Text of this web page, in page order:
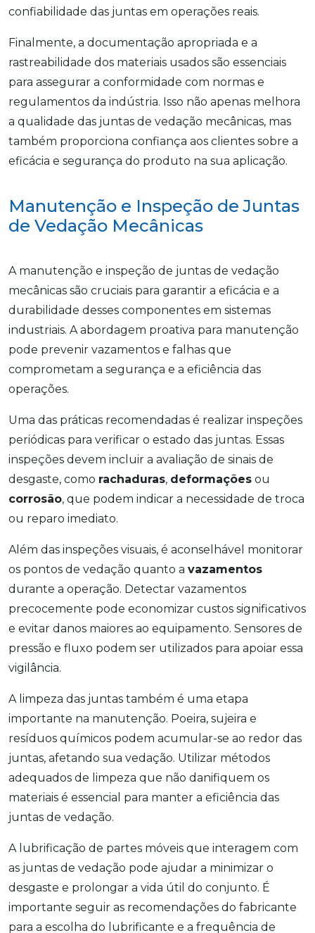
confiabilidade das juntas em operações reais.
Finalmente, a documentação apropriada e a
rastreabilidade dos materiais usados são essenciais
para assegurar a conformidade com normas e
regulamentos da indústria. Isso não apenas melhora
a qualidade das juntas de vedação mecânicas, mas
também proporciona confiança aos clientes sobre a
eficácia e segurança do produto na sua aplicação.
Manutenção e Inspeção de Juntas
de Vedação Mecânicas
A manutenção e inspeção de juntas de vedação
mecânicas são cruciais para garantir a eficácia e a
durabilidade desses componentes em sistemas
industriais. A abordagem proativa para manutenção
pode prevenir vazamentos e falhas que
comprometam a segurança e a eficiência das
operações.
Uma das práticas recomendadas é realizar inspeções
periódicas para verificar o estado das juntas. Essas
inspeções devem incluir a avaliação de sinais de
desgaste, como rachaduras, deformações ou
corrosão, que podem indicar a necessidade de troca
ou reparo imediato.
Além das inspeções visuais, é aconselhável monitorar
os pontos de vedação quanto a vazamentos
durante a operação. Detectar vazamentos
precocemente pode economizar custos significativos
e evitar danos maiores ao equipamento. Sensores de
pressão e fluxo podem ser utilizados para apoiar essa
vigilância.
A limpeza das juntas também é uma etapa
importante na manutenção. Poeira, sujeira e
resíduos químicos podem acumular-se ao redor das
juntas, afetando sua vedação. Utilizar métodos
adequados de limpeza que não danifiquem os
materiais é essencial para manter a eficiência das
juntas de vedação.
A lubrificação de partes móveis que interagem com
as juntas de vedação pode ajudar a minimizar o
desgaste e prolongar a vida útil do conjunto. É
importante seguir as recomendações do fabricante
para a escolha do lubrificante e a frequência de